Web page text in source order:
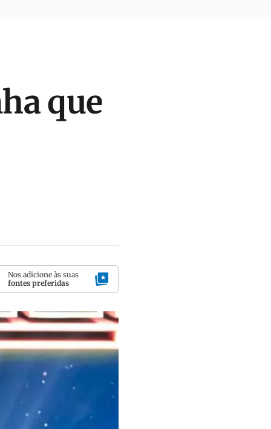
que
Nos adicione às suas
fontes preferidas